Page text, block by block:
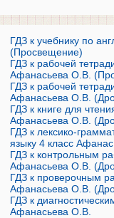
ГДЗ к учебнику по
(Просвещение)
ГДЗ к рабочей
Афанасьева О.В.
ГДЗ к рабочей
Афанасьева О.В.
ГДЗ к книге для
Афанасьева О.В.
ГДЗ к лексико-
языку 4 класс
ГДЗ к контрольным
Афанасьева О.В.
ГДЗ к проверочным
Афанасьева О.В.
ГДЗ к
Афанасьева О.В.